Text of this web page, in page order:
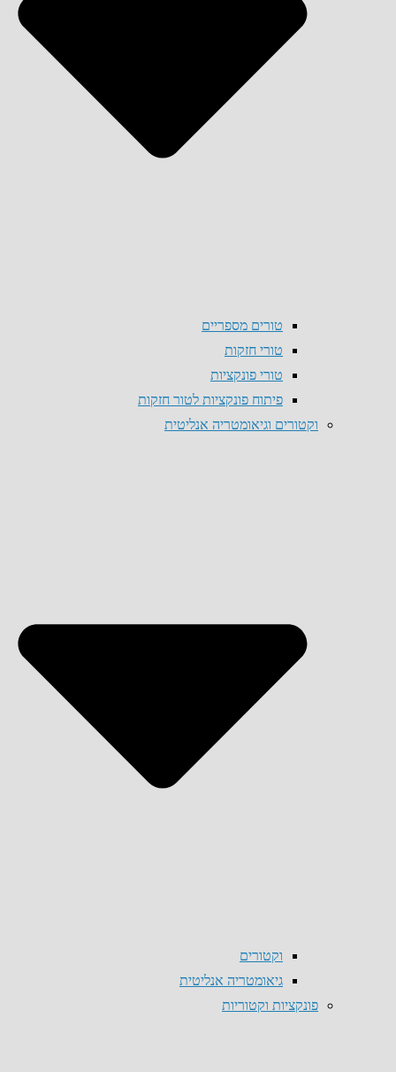
טורים מספריים
טורי חזקות
טורי פונקציות
פיתוח פונקציות לטור חזקות
וקטורים וגיאומטריה אנליטית
וקטורים
גיאומטריה אנליטית
פונקציות וקטוריות